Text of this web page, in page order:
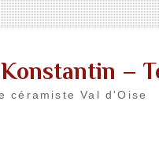
–
céramiste Val d'Oise